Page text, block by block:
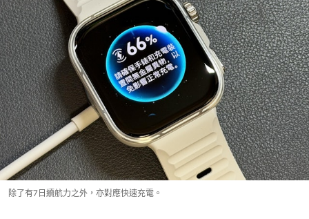
除了有7日續航力之外，亦對應快速充電。